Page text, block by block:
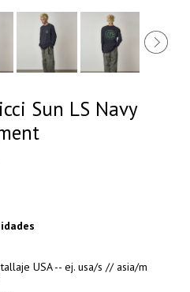
Sun LS Navy
USA -- ej. usa/s // asia/m